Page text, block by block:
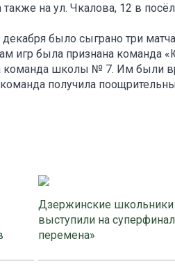
на ул. Чкалова, 12 в
было сыграно три
игр была признана
команда школы № 7. Им были
получила
Дзержинские
выступили на
перемена»